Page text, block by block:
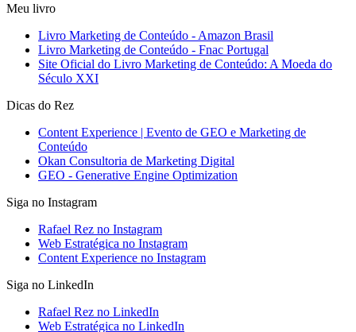
Meu livro
Livro Marketing de Conteúdo - Amazon Brasil
Livro Marketing de Conteúdo - Fnac Portugal
Site Oficial do Livro Marketing de Conteúdo: A Moeda do
Século XXI
Dicas do Rez
Content Experience | Evento de GEO e Marketing de
Conteúdo
Okan Consultoria de Marketing Digital
GEO - Generative Engine Optimization
Siga no Instagram
Rafael Rez no Instagram
Web Estratégica no Instagram
Content Experience no Instagram
Siga no LinkedIn
Rafael Rez no LinkedIn
Web Estratégica no LinkedIn